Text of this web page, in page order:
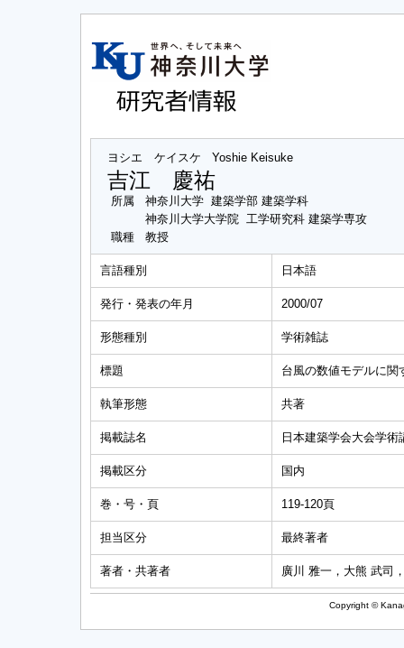
ヨシエ ケイスケ Yoshie Keisuke
吉江 慶祐
所属
神奈川大学 建築学部 建築学科
神奈川大学大学院 工学研究科 建築学専攻
職種
教授
言語種別 日本語
発行・発表の年月 2000/07
形態種別 学術雑誌
標題 台風の数値モデルに
執筆形態 共著
掲載誌名 日本建築学会大会学
掲載区分 国内
巻・号・頁 119-120頁
担当区分 最終著者
著者・共著者 廣川 雅一，大熊 武司
Copyright ©